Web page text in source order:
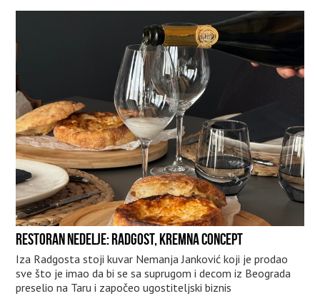
RESTORAN NEDELJE: RADGOST, KREMNA CONCEPT
Iza Radgosta stoji kuvar Nemanja Janković koji je prodao
sve što je imao da bi se sa suprugom i decom iz Beograda
preselio na Taru i započeo ugostiteljski biznis